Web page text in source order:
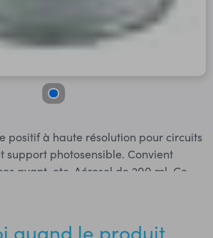
positif à haute résolution pour circuits
de 200 ml. Ce
exporté en raison des restrictions
quand le produit